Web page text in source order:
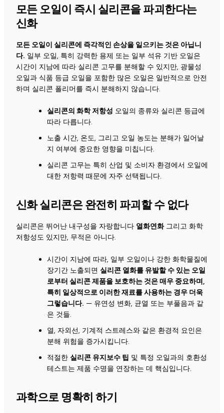
모든 오일이 즉시 실리콘을 파괴한다는
신화
모든 오일이 실리콘에 즉각적인 손상을 일으키는 것은 아닙니
다. 일부 오일, 특히 강력한 용제 또는 일부 석유 기반 오일은
시간이 지남에 따라 실리콘 고무를 분해할 수 있지만, 광물성
오일과 식품 등급 오일을 포함한 많은 오일은 일반적으로 안전
하며 실리콘 폴리머를 즉시 분해하지 않습니다.
실리콘의 화학 저항성 오일의 종류와 실리콘 등급에
따라 다릅니다.
노출 시간, 온도, 그리고 오일 농도는 분해가 일어날
지 여부에 중요한 영향을 미칩니다.
실리콘 고무는 특히 산업 및 소비자 환경에서 오일에
대한 저항력 때문에 자주 선택됩니다.
신화 실리콘은 완전히 파괴할 수 없다
실리콘은 뛰어난 내구성을 자랑합니다 열화연화그리고 화학
저항성도 있지만, 무적은 아니다.
시간이 지남에 따라, 일부 오일이나 강한 화학물질에
장기간 노출되면 실리콘 열화를 유발할 수 있는 오일
로부터 실리콘 제품을 보호하는 것은 매우 중요하며,
특히 일상적으로 이러한 재료를 사용하는 경우 더욱
그렇습니다. — 유연성 변화, 균열 또는 부풀음과 같
은 것들.
열, 자외선, 기계적 스트레스와 같은 환경적 요인은
분해 위험을 증가시킵니다.
적절한 실리콘 유지보수 팁 및 특정 오일과의 호환성
테스트는 제품 수명을 연장하는 데 핵심입니다.
과학으로 명확히 하기